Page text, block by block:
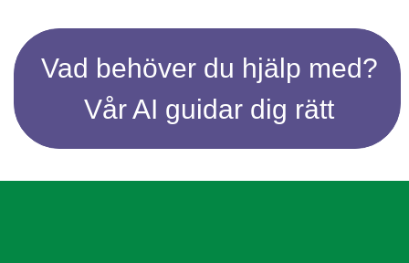
Vad behöver du hjälp med?
Vår AI guidar dig rätt